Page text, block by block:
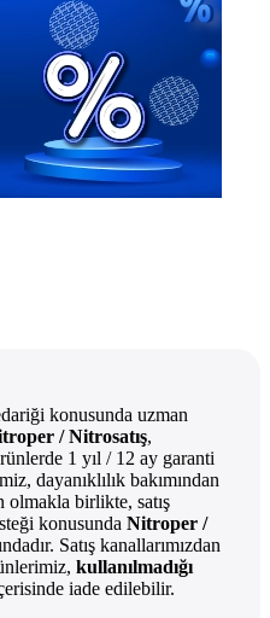
konusunda uzman
/ Nitrosatış,
1 yıl / 12 ay garanti
dayanıklılık bakımından
olmakla birlikte, satış
konusunda Nitroper /
Satış kanallarımızdan
kullanılmadığı
iade edilebilir.